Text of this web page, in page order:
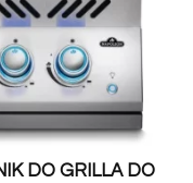
DO GRILLA DO